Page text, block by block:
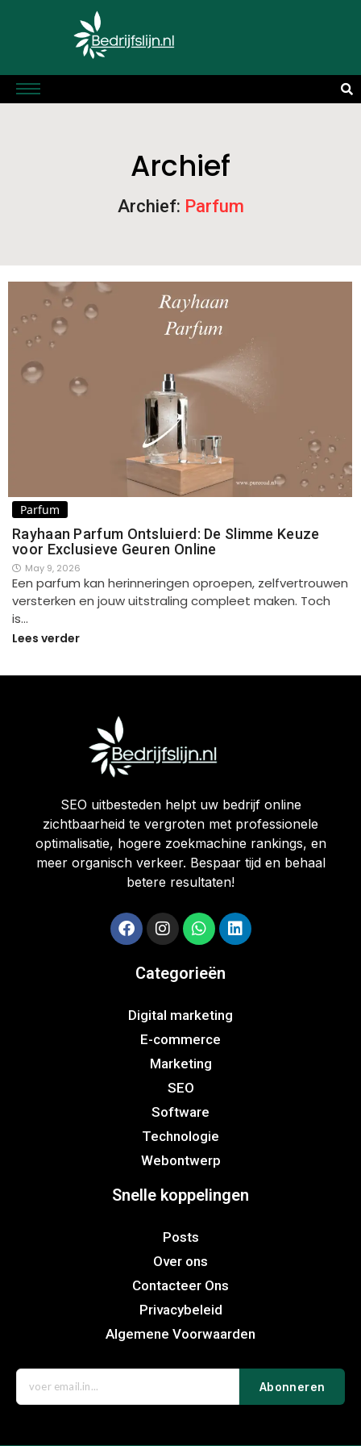
Archief
Archief: Parfum
Parfum
Rayhaan Parfum Ontsluierd: De Slimme Keuze
voor Exclusieve Geuren Online
May 9, 2026
Een parfum kan herinneringen oproepen, zelfvertrouwen
versterken en jouw uitstraling compleet maken. Toch
is…
Lees verder
SEO uitbesteden helpt uw bedrijf online
zichtbaarheid te vergroten met professionele
optimalisatie, hogere zoekmachine rankings, en
meer organisch verkeer. Bespaar tijd en behaal
betere resultaten!
Categorieën
Digital marketing
E-commerce
Marketing
SEO
Software
Technologie
Webontwerp
Snelle koppelingen
Posts
Over ons
Contacteer Ons
Privacybeleid
Algemene Voorwaarden
Abonneren